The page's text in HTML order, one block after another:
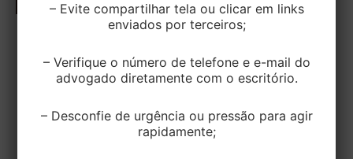
Imposto de Renda 2024: possibilidade
de dedução de gastos com pilates
EditorEK/8 de abril de 2024
– Evite compartilhar tela ou clicar em links
enviados por terceiros;
– Verifique o número de telefone e e-mail do
advogado diretamente com o escritório.
– Desconfie de urgência ou pressão para agir
rapidamente;